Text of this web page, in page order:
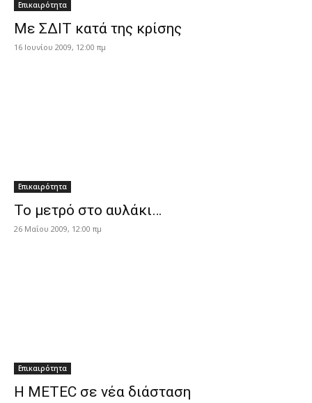
Επικαιρότητα
Με ΣΔΙΤ κατά της κρίσης
16 Ιουνίου 2009, 12:00 πμ
Επικαιρότητα
Το μετρό στο αυλάκι…
26 Μαΐου 2009, 12:00 πμ
Επικαιρότητα
H METEC σε νέα διάσταση